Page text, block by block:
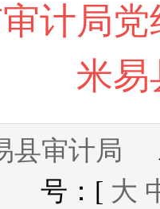
计局
米易
县审计局
号：[ 大